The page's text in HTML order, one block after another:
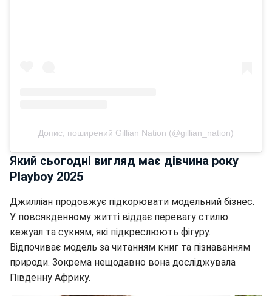
Допис, поширений Gillian Nation (@gillian_nation)
Який сьогодні вигляд має дівчина року
Playboy 2025
Джилліан продовжує підкорювати модельний бізнес.
У повсякденному житті віддає перевагу стилю
кежуал та сукням, які підкреслюють фігуру.
Відпочиває модель за читанням книг та пізнаванням
природи. Зокрема нещодавно вона досліджувала
Південну Африку.